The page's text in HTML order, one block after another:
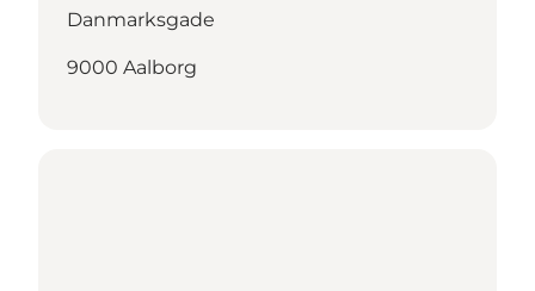
Danmarksgade
9000 Aalborg